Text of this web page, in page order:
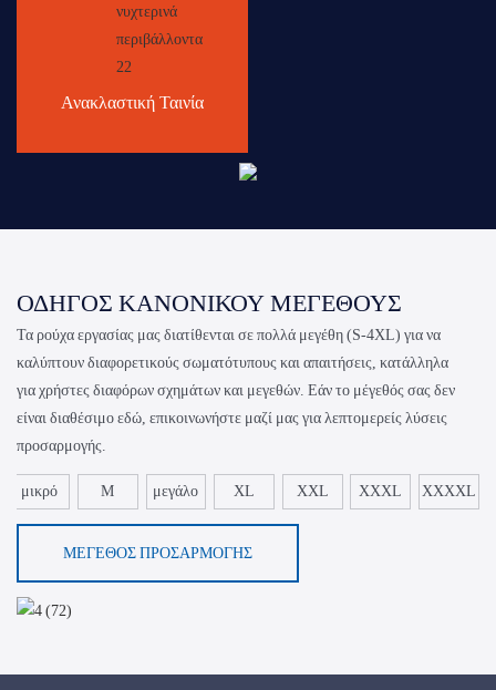
Ανακλαστική Ταινία
ΟΔΗΓΌΣ ΚΑΝΟΝΙΚΟΎ ΜΕΓΈΘΟΥΣ
Τα ρούχα εργασίας μας διατίθενται σε πολλά μεγέθη (S-4XL) για να
καλύπτουν διαφορετικούς σωματότυπους και απαιτήσεις, κατάλληλα
για χρήστες διαφόρων σχημάτων και μεγεθών. Εάν το μέγεθός σας δεν
είναι διαθέσιμο εδώ, επικοινωνήστε μαζί μας για λεπτομερείς λύσεις
προσαρμογής.
μικρό Μ μεγάλο XL XXL XXXL XXXXL
ΜΈΓΕΘΟΣ ΠΡΟΣΑΡΜΟΓΉΣ